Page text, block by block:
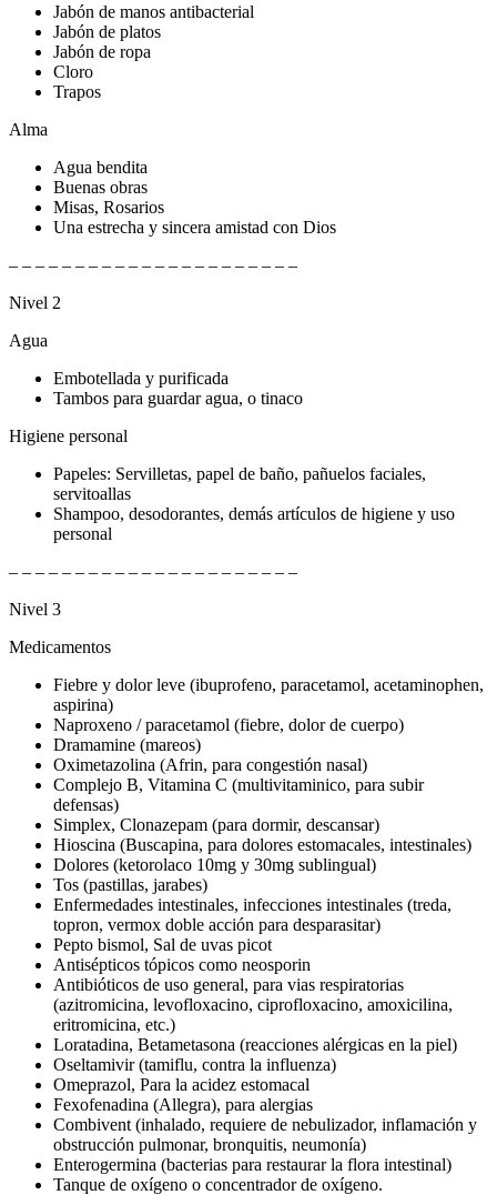
Jabón de manos antibacterial
Jabón de platos
Jabón de ropa
Cloro
Trapos
Alma
Agua bendita
Buenas obras
Misas, Rosarios
Una estrecha y sincera amistad con Dios
– – – – – – – – – – – – – – – – – – – – – –
Nivel 2
Agua
Embotellada y purificada
Tambos para guardar agua, o tinaco
Higiene personal
Papeles: Servilletas, papel de baño, pañuelos faciales,
servitoallas
Shampoo, desodorantes, demás artículos de higiene y uso
personal
– – – – – – – – – – – – – – – – – – – – – –
Nivel 3
Medicamentos
Fiebre y dolor leve (ibuprofeno, paracetamol, acetaminophen,
aspirina)
Naproxeno / paracetamol (fiebre, dolor de cuerpo)
Dramamine (mareos)
Oximetazolina (Afrin, para congestión nasal)
Complejo B, Vitamina C (multivitaminico, para subir
defensas)
Simplex, Clonazepam (para dormir, descansar)
Hioscina (Buscapina, para dolores estomacales, intestinales)
Dolores (ketorolaco 10mg y 30mg sublingual)
Tos (pastillas, jarabes)
Enfermedades intestinales, infecciones intestinales (treda,
topron, vermox doble acción para desparasitar)
Pepto bismol, Sal de uvas picot
Antisépticos tópicos como neosporin
Antibióticos de uso general, para vias respiratorias
(azitromicina, levofloxacino, ciprofloxacino, amoxicilina,
eritromicina, etc.)
Loratadina, Betametasona (reacciones alérgicas en la piel)
Oseltamivir (tamiflu, contra la influenza)
Omeprazol, Para la acidez estomacal
Fexofenadina (Allegra), para alergias
Combivent (inhalado, requiere de nebulizador, inflamación y
obstrucción pulmonar, bronquitis, neumonía)
Enterogermina (bacterias para restaurar la flora intestinal)
Tanque de oxígeno o concentrador de oxígeno.